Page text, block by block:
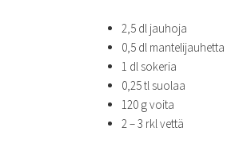
2,5 dl jauhoja
0,5 dl mantelijauhetta
1 dl sokeria
0,25 tl suolaa
120 g voita
2 – 3 rkl vettä